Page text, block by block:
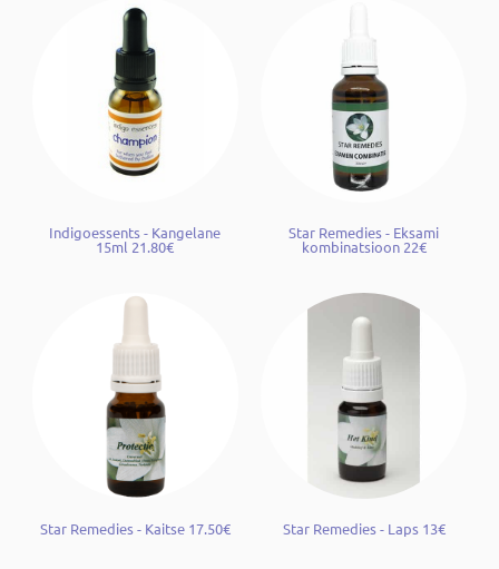
Indigoessents - Kangelane
15ml 21.80€
Star Remedies - Eksami
kombinatsioon 22€
Star Remedies - Kaitse 17.50€ Star Remedies - Laps 13€